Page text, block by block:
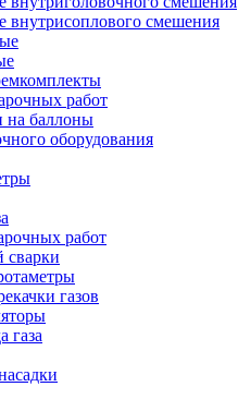
внутрисоплового смешения
работ
на баллоны
оборудования
работ
сварки
газов
газа